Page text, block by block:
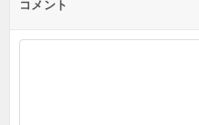
コメント